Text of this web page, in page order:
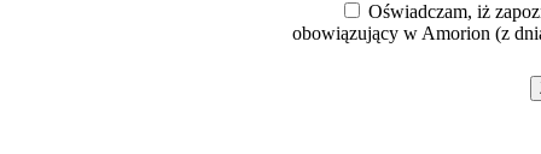
Oświadczam, iż
obowiązujący w Amorion (z